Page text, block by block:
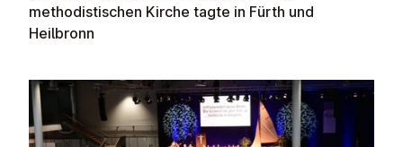
methodistischen Kirche tagte in Fürth und
Heilbronn